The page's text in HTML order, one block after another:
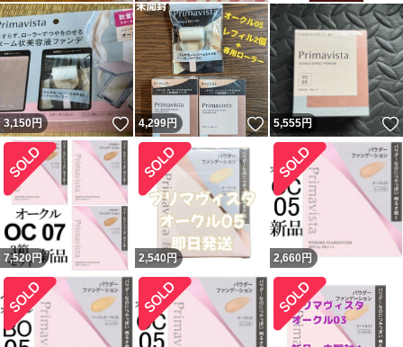
3,150円 いいね！
4,299円 いいね！
5,555円
7,520円 2,540円 2,660 円